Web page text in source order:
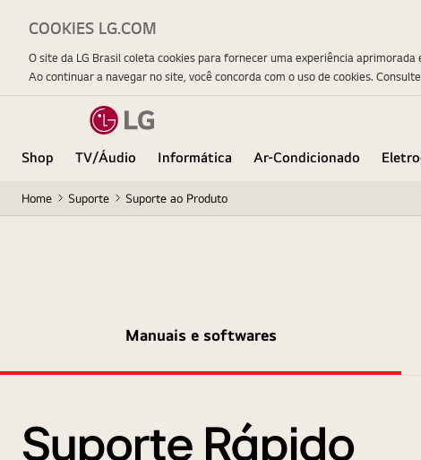
Shop TV/Áudio Informática Ar-Condicionado
Home Suporte Suporte ao Produto
Manuais e softwares
Suporte Rápido
COOKIES LG.COM
O site da LG Brasil coleta cookies para fornecer uma experiência
Ao continuar a navegar no site, você concorda com o uso de cookies.